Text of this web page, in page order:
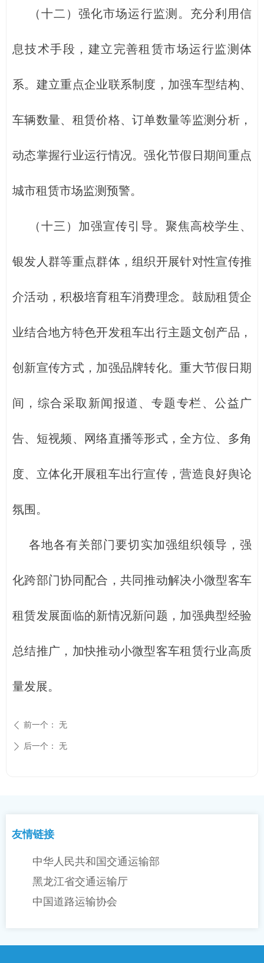
（十二）强化市场运行监测。充分利用信
息技术手段，建立完善租赁市场运行监测体
系。建立重点企业联系制度，加强车型结构、
车辆数量、租赁价格、订单数量等监测分析，
动态掌握行业运行情况。强化节假日期间重点
城市租赁市场监测预警。
（十三）加强宣传引导。聚焦高校学生、
银发人群等重点群体，组织开展针对性宣传推
介活动，积极培育租车消费理念。鼓励租赁企
业结合地方特色开发租车出行主题文创产品，
创新宣传方式，加强品牌转化。重大节假日期
间，综合采取新闻报道、专题专栏、公益广
告、短视频、网络直播等形式，全方位、多角
度、立体化开展租车出行宣传，营造良好舆论
氛围。
各地各有关部门要切实加强组织领导，强
化跨部门协同配合，共同推动解决小微型客车
租赁发展面临的新情况新问题，加强典型经验
总结推广，加快推动小微型客车租赁行业高质
量发展。
ꄴ 前一个： 无
ꄲ 后一个： 无
中华人民共和国交通运输部
黑龙江省交通运输厅
中国道路运输协会
友情链接